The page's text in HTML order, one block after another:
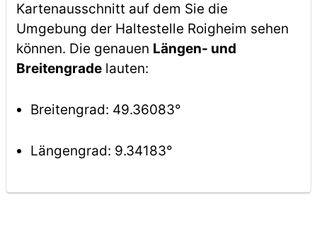
Kartenausschnitt auf dem Sie die
Umgebung der Haltestelle Roigheim sehen
können. Die genauen Längen- und
Breitengradelauten:
Breitengrad: 49.36083°
Längengrad: 9.34183°